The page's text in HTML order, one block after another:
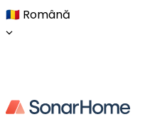
🇷🇴 Română